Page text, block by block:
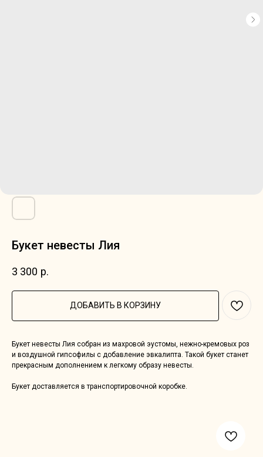
Букет невесты Лия
3 300 р.
ДОБАВИТЬ В КОРЗИНУ
Букет невесты Лия собран из махровой эустомы, нежно-кремовых роз
и воздушной гипсофилы с добавление эвкалипта. Такой букет станет
прекрасным дополнением к легкому образу невесты.
Букет доставляется в транспортировочной коробке.